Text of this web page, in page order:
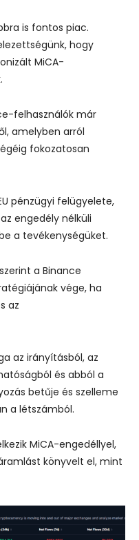
is fontos piac.
hogy
MiCA-
felhasználók már
amelyben arról
fokozatosan
pénzügyi felügyelete,
engedély nélküli
a tevékenységüket.
a Binance
vége, ha
az
az irányításból, az
és abból a
betűje és szelleme
a létszámból.
MiCA-engedéllyel,
könyvelt el, mint